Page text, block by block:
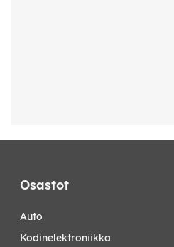
Osastot
auto
kodinelektroniikka